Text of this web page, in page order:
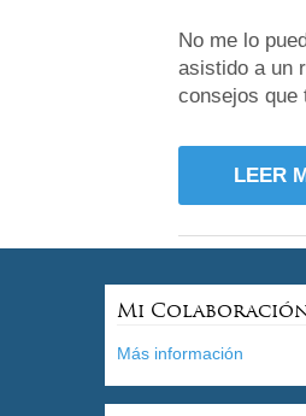
No me lo
asistido a un
consejos
LEER
Mi
Más información